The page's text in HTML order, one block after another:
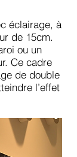
éclairage, à
de 15cm.
ou un
Ce cadre
de double
l’effet